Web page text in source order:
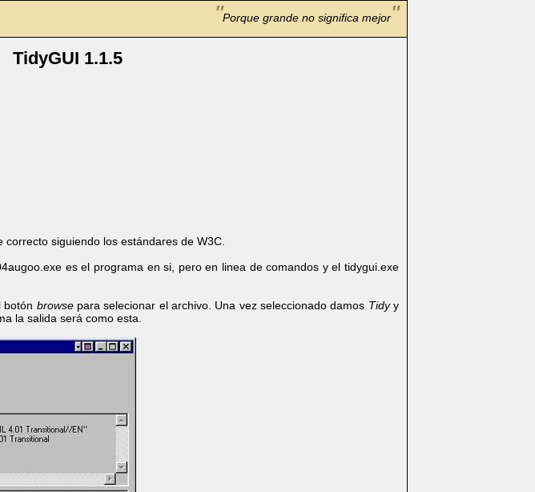
Porque grande no significa mejor
TidyGUI 1.1.5
siguiendo los estándares de W3C.
es el programa en si, pero en linea de comandos y el tidygui.exe
botón browsepara selecionar el archivo. Una vez seleccionado damos Tidyy
la salida será como esta.